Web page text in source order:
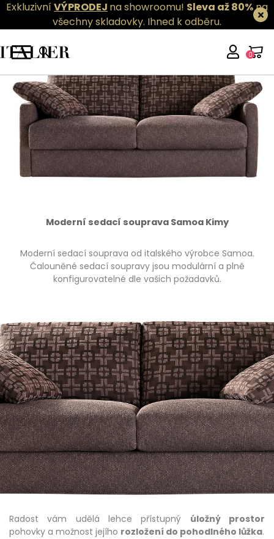
ExkluzivníVÝPRODEJ na showroomu! Sleva až 80%na
všechny skladovky. Ihned k odběru.
0
Moderní sedací souprava Samoa Kimy
Moderní sedací souprava od italského výrobce Samoa.
Čalouněné sedací soupravy jsou modulární a plně
konfigurovatelné dle vašich požadavků.
Radost vám udělá lehce přístupný úložný prostor
pohovky a možnost jejího rozložení do pohodlného lůžka.